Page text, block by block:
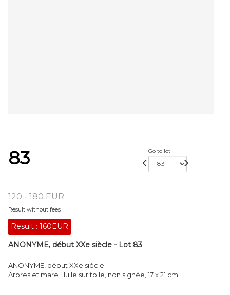
83 Go to lot
120 - 180 EUR
Result without fees
Result : 160EUR
ANONYME, début XXe siècle - Lot 83
ANONYME, début XXe siècle
Arbres et mare Huile sur toile, non signée, 17 x 21 cm.